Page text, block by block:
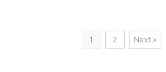
1 2 Next »